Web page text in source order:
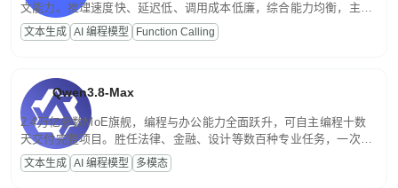
文能力。推理速度快、延迟低、调用成本低廉，综合能力均衡，主打
高并发、轻量化任务，适合日常对话、内容创作、基础 RAG、批量
文案处理等普惠刚需场景。
文本生成 AI 编程模型 Function Calling
Qwen3.8-Max
2.4万亿参数MoE旗舰，编程与办公能力全面跃升，可自主编程十数
天交付完整项目。胜任法律、金融、设计等数百种专业任务，一次对
话端到端交付生产级成果。原生视觉理解贯穿规划、执行与验证全流
程，支持超长文档与长视频的深度语义解析。长程任务中自主规划与
文本生成 AI 编程模型 多模态